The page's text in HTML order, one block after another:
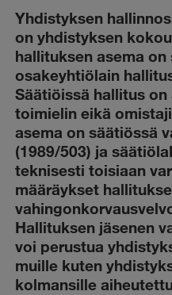
Yhdistyksen
on yhdistyksen
hallituksen asema
osakeyhtiölain
Säätiöissä hallitus
toimielin eikä
asema on säätiössä
(1989/503) ja
teknisesti toisiaan
määräykset
Hallituksen jäsenen
voi perustua
muille kuten
kolmansille